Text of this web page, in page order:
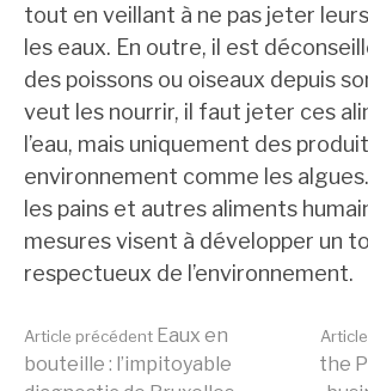
tout en veillant à ne pas jeter
les eaux. En outre, il est
des poissons ou oiseaux depuis
veut les nourrir, il faut jeter ces
l’eau, mais uniquement des
environnement comme les
les pains et autres aliments
mesures visent à développer un
respectueux de l’environnement.
Lire
Article précédent Eaux en
bouteille : l’impitoyable
the